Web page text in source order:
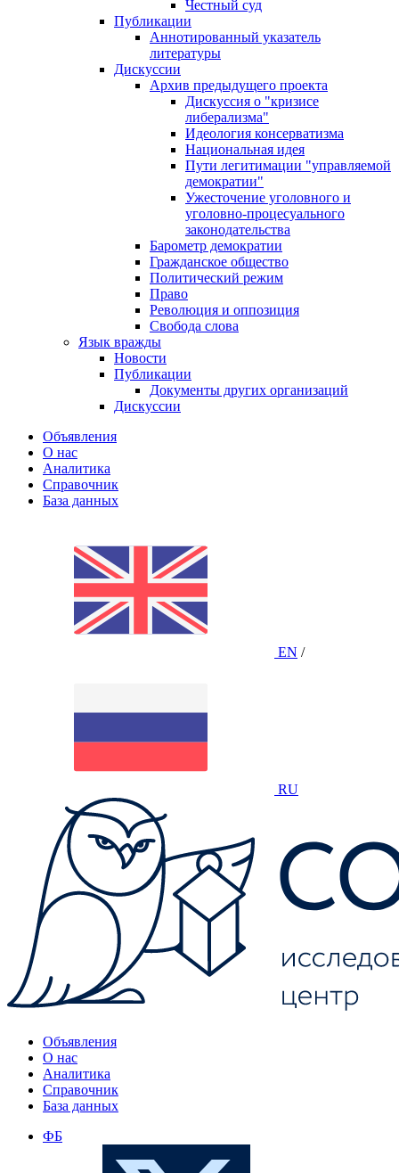
Честный суд
Публикации
Аннотированный указатель
литературы
Дискуссии
Архив предыдущего проекта
Дискуссия о "кризисе
либерализма"
Идеология консерватизма
Национальная идея
Пути легитимации "управляемой
демократии"
Ужесточение уголовного и
уголовно-процесуального
законодательства
Барометр демократии
Гражданское общество
Политический режим
Право
Революция и оппозиция
Свобода слова
Язык вражды
Новости
Публикации
Документы других организаций
Дискуссии
Объявления
О нас
Аналитика
Справочник
База данных
EN /
RU
Объявления
О нас
Аналитика
Справочник
База данных
ФБ